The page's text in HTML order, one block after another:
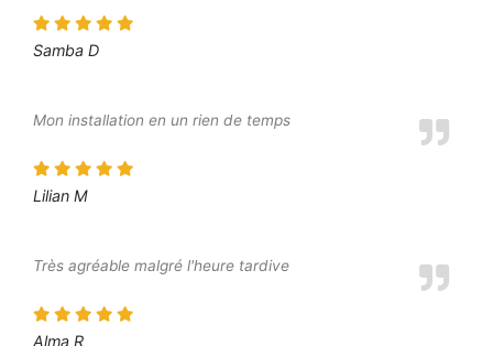
Samba D
Mon installation en un rien de temps
Lilian M
Très agréable malgré l'heure tardive
Alma R